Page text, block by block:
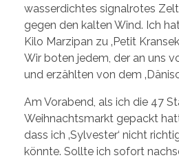
wasserdichtes signalrotes
gegen den kalten Wind. Ich
Kilo Marzipan zu ‚Petit
Wir boten jedem, der an uns
und erzählten von dem
Am Vorabend, als ich die 47
Weihnachtsmarkt gepackt
dass ich ‚Sylvester‘ nicht
könnte. Sollte ich sofort